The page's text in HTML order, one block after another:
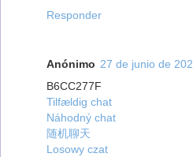
Responder
Anónimo 27 de junio de
B6CC277F
Tilfældig chat
Náhodný chat
随机聊天
Losowy czat